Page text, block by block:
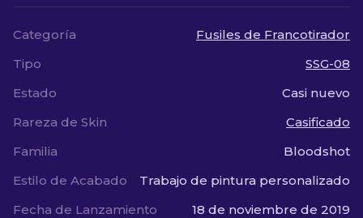
Categoría
Fusiles de Francotirador
Tipo
SSG-08
Estado
Casi nuevo
Rareza de Skin
Casificado
Familia
Bloodshot
Estilo de Acabado
Trabajo de pintura personalizado
Fecha de Lanzamiento
18 de noviembre de 2019